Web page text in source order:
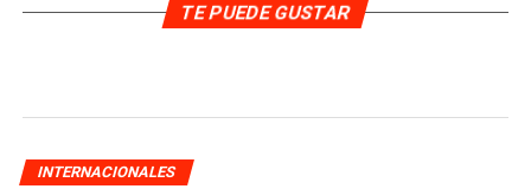
TE PUEDE GUSTAR
INTERNACIONALES